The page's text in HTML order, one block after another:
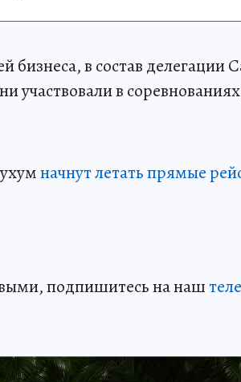
бизнеса, в состав делегации
участвовали в
начнут летать прямые
подпишитесь на наш